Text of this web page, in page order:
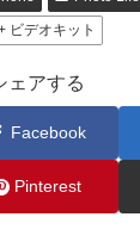
ビデオキット
ェアする
Facebook
Pinterest